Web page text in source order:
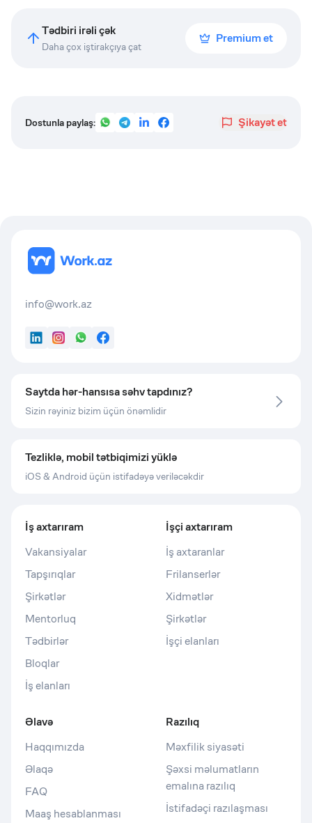
Tədbiri irəli çək
Daha çox iştirakçıya çat
Premium et
Dostunla paylaş: Şikayət et
info@work.az
LinkedInInstagram
WhatsApp
Facebook
Saytda hər-hansısa səhv tapdınız?
Sizin rəyiniz bizim üçün önəmlidir
Tezliklə, mobil tətbiqimizi yüklə
iOS & Android üçün istifadəyə veriləcəkdir
İş axtarıram
Vakansiyalar
Tapşırıqlar
Şirkətlər
Mentorluq
Tədbirlər
Bloqlar
İş elanları
İşçi axtarıram
İş axtaranlar
Frilanserlər
Xidmətlər
Şirkətlər
İşçi elanları
Əlavə
Haqqımızda
Əlaqə
FAQ
Maaş hesablanması
Razılıq
Məxfilik siyasəti
Şəxsi məlumatların
emalına razılıq
İstifadəçi razılaşması